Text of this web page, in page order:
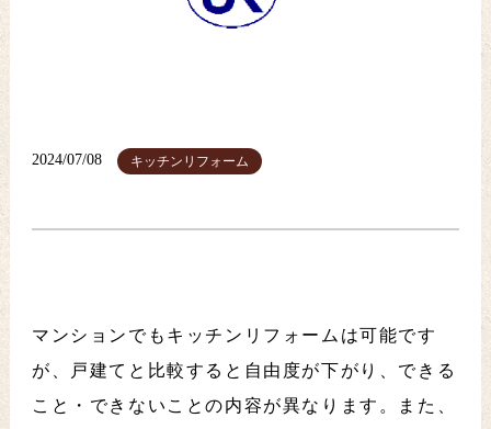
2024/07/08 キッチンリフォーム
マンションでもキッチンリフォームは可能です
が、戸建てと比較すると自由度が下がり、できる
こと・できないことの内容が異なります。また、